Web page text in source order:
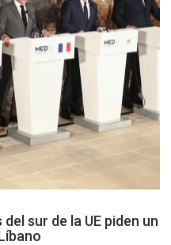
sur de la UE piden un